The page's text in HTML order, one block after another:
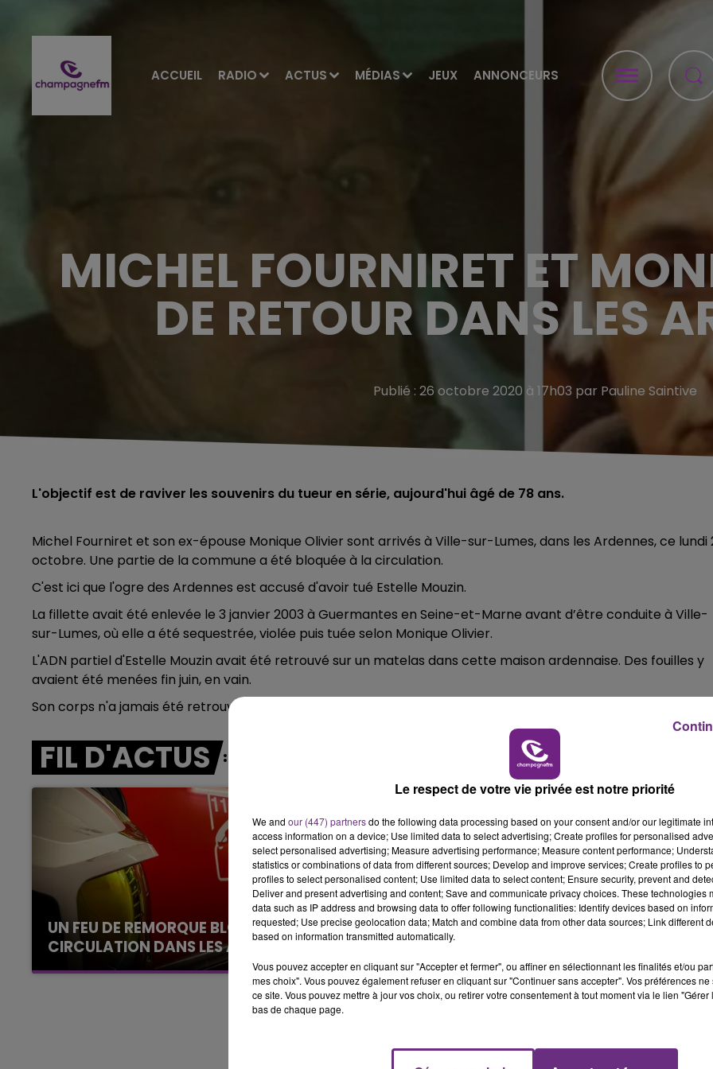
ACCUEIL RADIO ACTUS MÉDIAS JEUX ANNONCEURS
LA FAMILLE LE TICKET DE CAISSE
MICHEL FOURNIRET ET
DE RETOUR DANS LES
Publié : 26 octobre 2020 à 17h03 par Pauline Saintive
L'objectif est de raviver les souvenirs du tueur en série, aujourd'hui âgé de 78 ans.
Michel Fourniret et son ex-épouse Monique Olivier sont arrivés à Ville-sur-Lumes, dans les Ardennes, ce lundi
octobre. Une partie de la commune a été bloquée à la circulation.
C'est ici que l'ogre des Ardennes est accusé d'avoir tué Estelle Mouzin.
La fillette avait été enlevée le 3 janvier 2003 à Guermantes en Seine-et-Marne avant d’être conduite à Ville-
sur-Lumes, où elle a été sequestrée, violée puis tuée selon Monique Olivier.
L'ADN partiel d'Estelle Mouzin avait été retrouvé sur un matelas dans cette maison ardennaise. Des fouilles y
avaient été menées fin juin, en vain.
Son corps n'a jamais été retrouvé.
FIL D'ACTUS
UN FEU DE REMORQUE BLOQUE LA
CIRCULATION DANS LES ARDENNES
Un feu de remorque s'est déclaré ce mercredi
VENEZ FÊTER CE WEEK-END
L'ANNIVERSAIRE DE WOINIC
Ce samedi 8 août sera un grand jour :
l'anniversaire du plus gros sanglier du monde.
Une fête est donc organisée et vous êtes tous
Le respect de votre vie privée est notre priorité
We and our (447) partnersdo the following data processing based on your consent and/or our legitimate
access information on a device; Use limited data to select advertising; Create profiles for personalised
select personalised advertising; Measure advertising performance; Measure content performance;
statistics or combinations of data from different sources; Develop and improve services; Create profiles to
profiles to select personalised content; Use limited data to select content; Ensure security, prevent and
Deliver and present advertising and content; Save and communicate privacy choices. These technologies
data such as IP address and browsing data to offer following functionalities: Identify devices based on
requested; Use precise geolocation data; Match and combine data from other data sources; Link different
based on information transmitted automatically.
Vous pouvez accepter en cliquant sur "Accepter et fermer", ou affiner en sélectionnant les finalités et/ou
mes choix". Vous pouvez également refuser en cliquant sur "Continuer sans accepter". Vos préférences
ce site. Vous pouvez mettre à jour vos choix, ou retirer votre consentement à tout moment via le lien
bas de chaque page.